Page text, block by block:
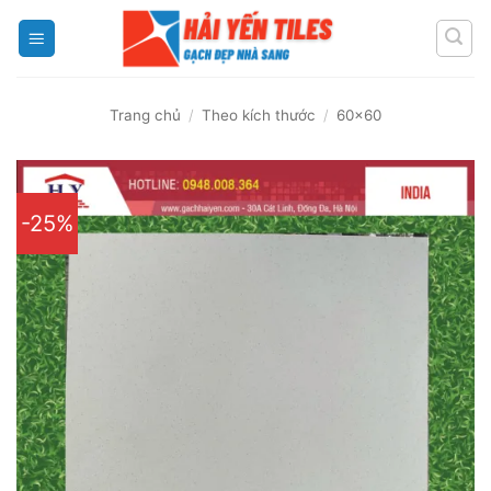
Trang chủ / Theo kích thước / 60x60
-25%